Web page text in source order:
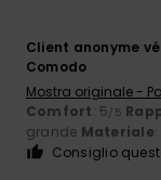
Client anonyme
Comodo
Mostra originale -
Comfort: 5/5
grande Materiale
Consiglio